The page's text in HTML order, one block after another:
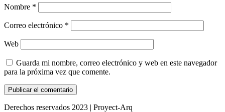
Nombre *
Correo electrónico *
Web
Guarda mi nombre, correo electrónico y web en este navegador
para la próxima vez que comente.
Derechos reservados 2023 | Proyect-Arq